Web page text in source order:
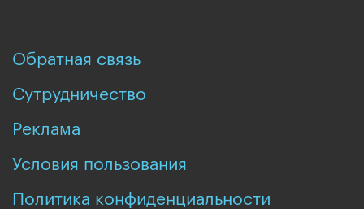
Обратная связь
Сутрудничество
Реклама
Условия пользования
Политика конфиденциальности